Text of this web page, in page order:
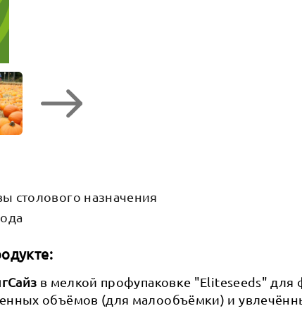
столового назначения
в мелкой профупаковке "Eliteseeds" для
объёмов (для малообъёмки) и